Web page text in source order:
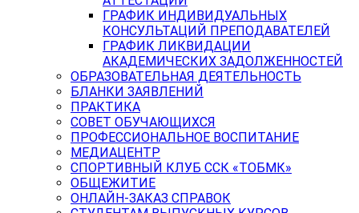
ГРАФИК ИНДИВИДУАЛЬНЫХ
КОНСУЛЬТАЦИЙ ПРЕПОДАВАТЕЛЕЙ
ГРАФИК ЛИКВИДАЦИИ
АКАДЕМИЧЕСКИХ ЗАДОЛЖЕННОСТЕЙ
ОБРАЗОВАТЕЛЬНАЯ ДЕЯТЕЛЬНОСТЬ
БЛАНКИ ЗАЯВЛЕНИЙ
ПРАКТИКА
СОВЕТ ОБУЧАЮЩИХСЯ
ПРОФЕССИОНАЛЬНОЕ ВОСПИТАНИЕ
МЕДИАЦЕНТР
СПОРТИВНЫЙ КЛУБ ССК «ТОБМК»
ОБЩЕЖИТИЕ
ОНЛАЙН-ЗАКАЗ СПРАВОК